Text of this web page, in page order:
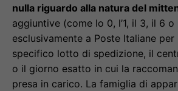
nulla riguardo alla natura del
aggiuntive (come lo 0, l’1, il 3, il 6 o
esclusivamente a Poste Italiane
specifico lotto di spedizione, il
o il giorno esatto in cui la
presa in carico. La famiglia di